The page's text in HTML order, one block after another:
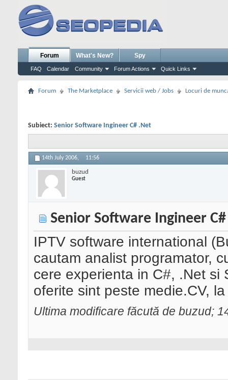
Forum
FAQ Calendar Community Forum Actions Quick Links
What's New? Spy
Forum The Marketplace Servicii web / Jobs Locuri de
Subiect: Senior Software Ingineer C# .Net
14th July 2006, 11:56
buzud
Guest
Senior Software Ingineer
IPTV software international
cautam analist programator,
cere experienta in C#, .Net si
oferite sint peste medie.CV,
Ultima modificare făcută de buzud;